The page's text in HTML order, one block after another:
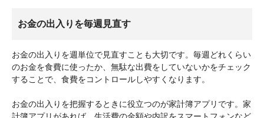
お金の出入りを毎週見直す
お金の出入りを週単位で見直すことも大切です。毎週どれくらい
のお金を食費に使ったか、無駄な出費をしていないかをチェック
することで、食費をコントロールしやすくなります。
お金の出入りを把握するときに役立つのが家計簿アプリです。家